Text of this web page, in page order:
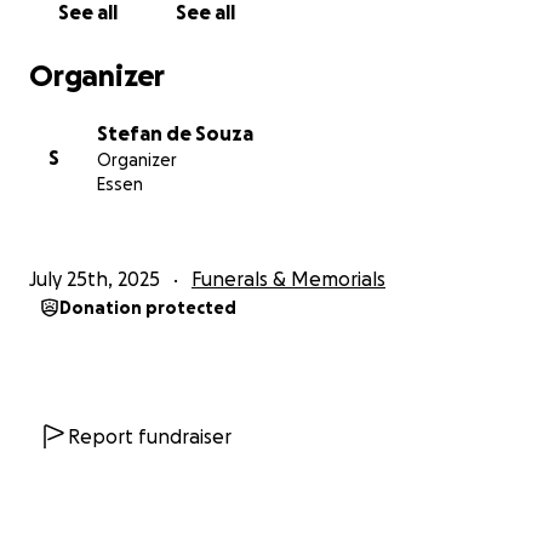
See all See all
Organizer
S
Stefan de Souza
Organizer
Essen
July 25th, 2025 Funerals & Memorials
Donation protected
Report fundraiser